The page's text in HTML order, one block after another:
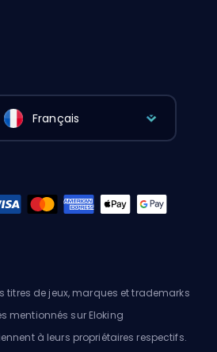
Français
titres de jeux, marques et trademarks
mentionnés sur Eloking
à leurs propriétaires respectifs.